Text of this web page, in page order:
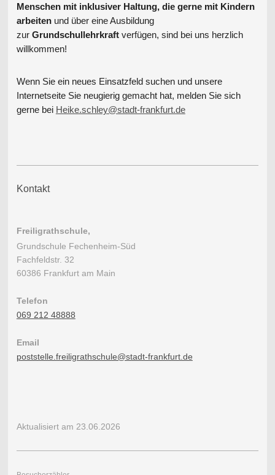
Menschen mit inklusiver Haltung, die gerne mit Kindern
arbeiten und über eine Ausbildung
zur Grundschullehrkraftverfügen, sind bei uns herzlich
willkommen!
Wenn Sie ein neues Einsatzfeld suchen und unsere
Internetseite Sie neugierig gemacht hat, melden Sie sich
gerne bei Heike.schley@stadt-frankfurt.de
Kontakt
Freiligrathschule,
Grundschule Fechenheim-Süd
Fachfeldstr. 32
60386 Frankfurt am Main
Telefon
069 212 48888
Email
poststelle.freiligrathschule@stadt-frankfurt.de
Aktualisiert am 23.06.2026